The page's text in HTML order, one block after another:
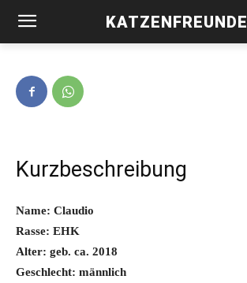
KATZENFREUNDE
Claudio -vermittelt-
Kurzbeschreibung
Name: Claudio
Rasse: EHK
Alter: geb. ca. 2018
Geschlecht: männlich